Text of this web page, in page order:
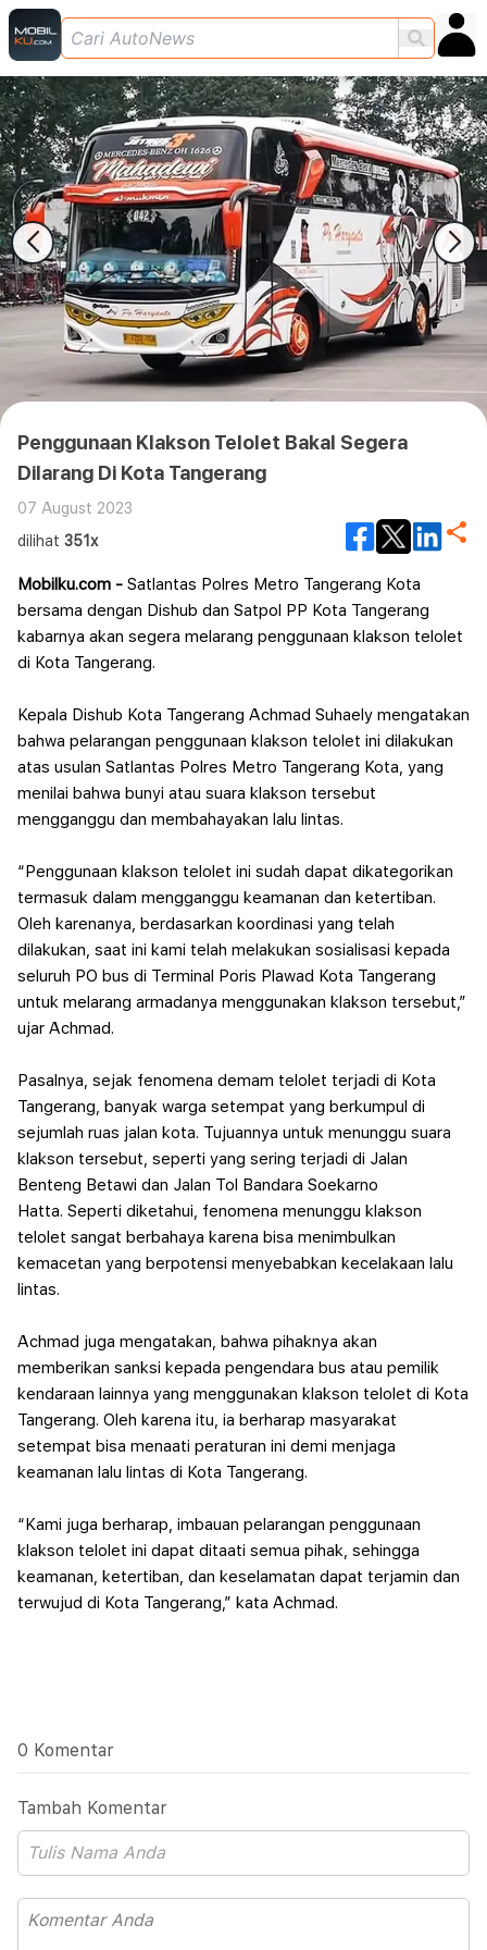
Penggunaan Klakson Telolet Bakal Segera
Dilarang Di Kota Tangerang
07 August 2023
dilihat 351x
Mobilku.com - Satlantas Polres Metro Tangerang Kota
bersama dengan Dishub dan Satpol PP Kota Tangerang
kabarnya akan segera melarang penggunaan klakson telolet
di Kota Tangerang.
Kepala Dishub Kota Tangerang Achmad Suhaely mengatakan
bahwa pelarangan penggunaan klakson telolet ini dilakukan
atas usulan Satlantas Polres Metro Tangerang Kota, yang
menilai bahwa bunyi atau suara klakson tersebut
mengganggu dan membahayakan lalu lintas.
“Penggunaan klakson telolet ini sudah dapat dikategorikan
termasuk dalam mengganggu keamanan dan ketertiban.
Oleh karenanya, berdasarkan koordinasi yang telah
dilakukan, saat ini kami telah melakukan sosialisasi kepada
seluruh PO bus di Terminal Poris Plawad Kota Tangerang
untuk melarang armadanya menggunakan klakson tersebut,”
ujar Achmad.
Pasalnya, sejak fenomena demam telolet terjadi di Kota
Tangerang, banyak warga setempat yang berkumpul di
sejumlah ruas jalan kota. Tujuannya untuk menunggu suara
klakson tersebut, seperti yang sering terjadi di Jalan
Benteng Betawi dan Jalan Tol Bandara Soekarno
Hatta. Seperti diketahui, fenomena menunggu klakson
telolet sangat berbahaya karena bisa menimbulkan
kemacetan yang berpotensi menyebabkan kecelakaan lalu
lintas.
Achmad juga mengatakan, bahwa pihaknya akan
memberikan sanksi kepada pengendara bus atau pemilik
kendaraan lainnya yang menggunakan klakson telolet di Kota
Tangerang. Oleh karena itu, ia berharap masyarakat
setempat bisa menaati peraturan ini demi menjaga
keamanan lalu lintas di Kota Tangerang.
“Kami juga berharap, imbauan pelarangan penggunaan
klakson telolet ini dapat ditaati semua pihak, sehingga
keamanan, ketertiban, dan keselamatan dapat terjamin dan
terwujud di Kota Tangerang,” kata Achmad.
0 Komentar
Tambah Komentar